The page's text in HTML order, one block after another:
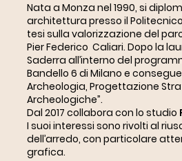
Nata a Monza nel 1990, si
architettura presso il
tesi sulla valorizzazione del
Pier Federico Caliari. Dopo la
Saderra all’interno del
Bandello 6 di Milano e
Archeologia, Progettazione
Archeologiche”.
Dal 2017 collabora con lo studio
I suoi interessi sono rivolti al
dell’arredo, con particolare
grafica.